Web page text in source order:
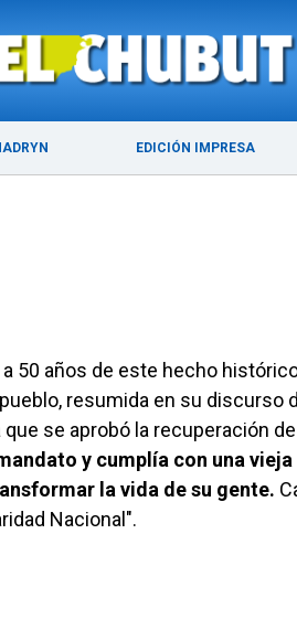
EDICIÓN IMPRESA
ÚLTIMAS NOTICIAS
50 años de este hecho
resumida en su discurso
se aprobó la recuperación
y cumplía con una
la vida de su gente.
Nacional".